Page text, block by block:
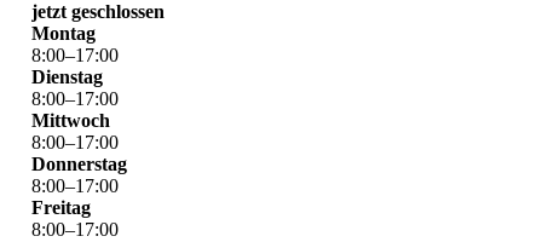
jetzt geschlossen
Montag
8:00–17:00
Dienstag
8:00–17:00
Mittwoch
8:00–17:00
Donnerstag
8:00–17:00
Freitag
8:00–17:00